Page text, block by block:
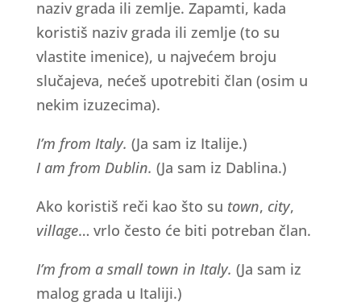
naziv grada ili zemlje. Zapamti, kada
koristiš naziv grada ili zemlje (to su
vlastite imenice), u najvećem broju
slučajeva, nećeš upotrebiti član (osim u
nekim izuzecima).
I’m from Italy. (Ja sam iz Italije.)
I am from Dublin. (Ja sam iz Dablina.)
Ako koristiš reči kao što su town, city,
village… vrlo često će biti potreban član.
I’m from a small town in Italy. (Ja sam iz
malog grada u Italiji.)